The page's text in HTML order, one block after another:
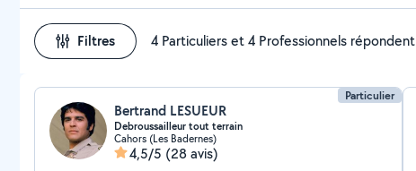
Filtres 4 Particuliers et 4 Professionnels répondent
Particulier
Bertrand LESUEUR
Debroussailleur tout terrain
Cahors (Les Badernes)
4,5/5 (28 avis)